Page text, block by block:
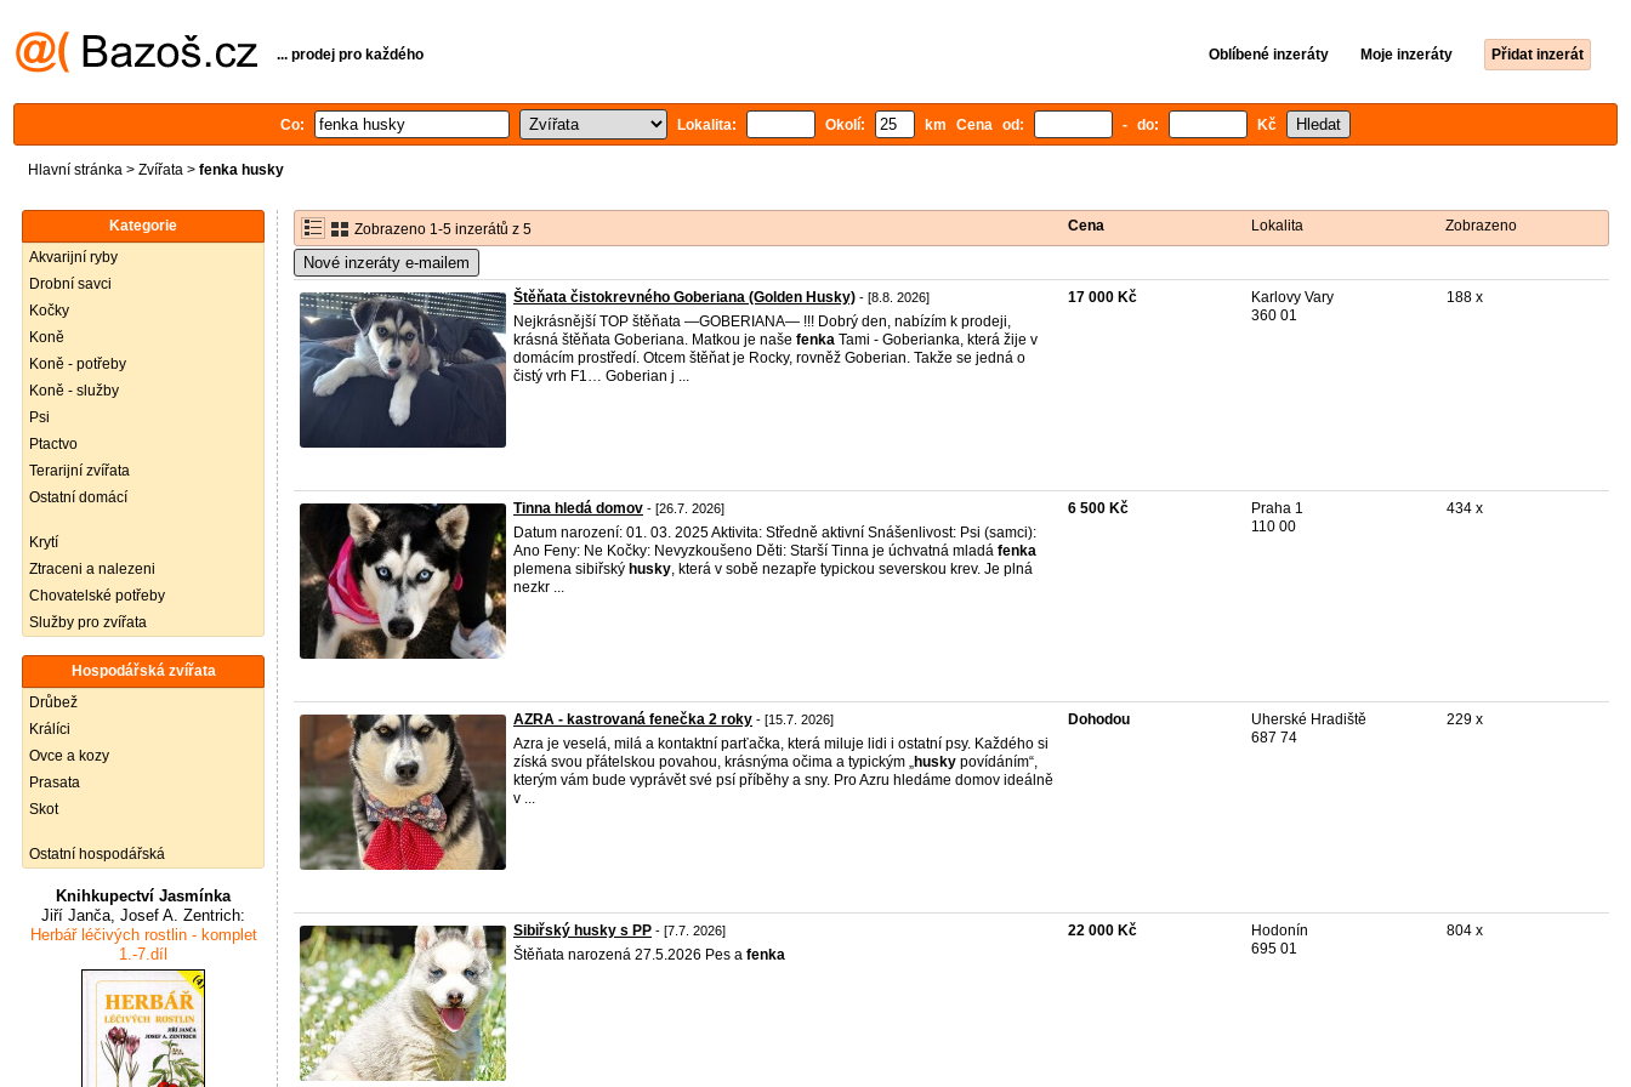
... prodej pro každého Oblíbené inzeráty Moje inzeráty Přidat inzerát
Co: Lokalita: Okolí: km Cena od: - do: Kč
Hlavní stránka > Zvířata > fenka husky
Kategorie
Akvarijní ryby
Drobní savci
Kočky
Koně
Koně - potřeby
Koně - služby
Psi
Ptactvo
Terarijní zvířata
Ostatní domácí
Krytí
Ztraceni a nalezeni
Chovatelské potřeby
Služby pro zvířata
Hospodářská zvířata
Drůbež
Králíci
Ovce a kozy
Prasata
Skot
Ostatní hospodářská
Knihkupectví Jasmínka
Jiří Janča, Josef A. Zentrich:
Herbář léčivých rostlin - komplet
1.-7.díl
Zobrazeno 1-5 inzerátů z 5 Cena Lokalita Zobrazeno
Nové inzeráty e-mailem
Štěňata čistokrevného Goberiana (Golden Husky) - [8.8. 2026]
Nejkrásnější TOP štěňata —GOBERIANA— !!! Dobrý den, nabízím k prodeji,
krásná štěňata Goberiana. Matkou je naše fenka Tami - Goberianka, která žije v
domácím prostředí. Otcem štěňat je Rocky, rovněž Goberian. Takže se jedná o
čistý vrh F1… Goberian j ...
17 000 Kč
Karlovy Vary
360 01
188 x
Tinna hledá domov - [26.7. 2026]
Datum narození: 01. 03. 2025 Aktivita: Středně aktivní Snášenlivost: Psi (samci):
Ano Feny: Ne Kočky: Nevyzkoušeno Děti: Starší Tinna je úchvatná mladá fenka
plemena sibiřský husky, která v sobě nezapře typickou severskou krev. Je plná
nezkr ...
6 500 Kč
Praha 1
110 00
434 x
AZRA - kastrovaná fenečka 2 roky - [15.7. 2026]
Azra je veselá, milá a kontaktní parťačka, která miluje lidi i ostatní psy. Každého si
získá svou přátelskou povahou, krásnýma očima a typickým „husky povídáním“,
kterým vám bude vyprávět své psí příběhy a sny. Pro Azru hledáme domov ideálně
v ...
Dohodou
Uherské Hradiště
687 74
229 x
Sibiřský husky s PP - [7.7. 2026]
Štěňata narozená 27.5.2026 Pes a fenka
22 000 Kč
Hodonín
695 01
804 x